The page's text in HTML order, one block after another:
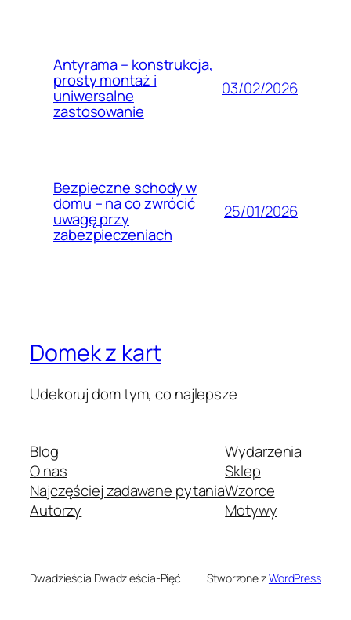
Antyrama – konstrukcja,
prosty montaż i
uniwersalne
zastosowanie
03/02/2026
Bezpieczne schody w
domu – na co zwrócić
uwagę przy
zabezpieczeniach
25/01/2026
Domek z kart
Udekoruj dom tym, co najlepsze
Blog
O nas
Najczęściej zadawane pytania
Autorzy
Wydarzenia
Sklep
Wzorce
Motywy
Dwadzieścia Dwadzieścia-Pięć Stworzone zWordPress